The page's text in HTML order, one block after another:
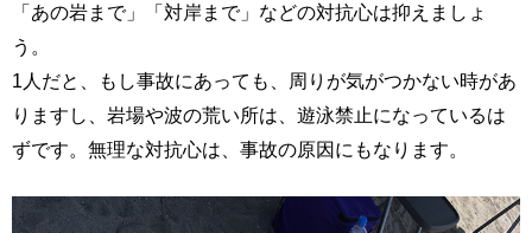
「あの岩まで」「対岸まで」などの対抗心は抑えましょ
う。
1人だと、もし事故にあっても、周りが気がつかない時があ
りますし、岩場や波の荒い所は、遊泳禁止になっているは
ずです。無理な対抗心は、事故の原因にもなります。